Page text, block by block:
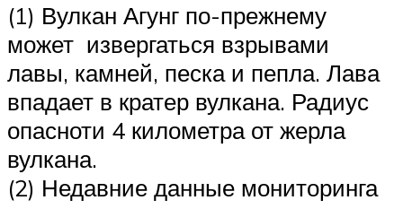
(1) Вулкан Агунг по-прежнему
может извергаться взрывами
лавы, камней, песка и пепла. Лава
впадает в кратер вулкана. Радиус
опасноти 4 километра от жерла
вулкана.
(2) Недавние данные мониторинга